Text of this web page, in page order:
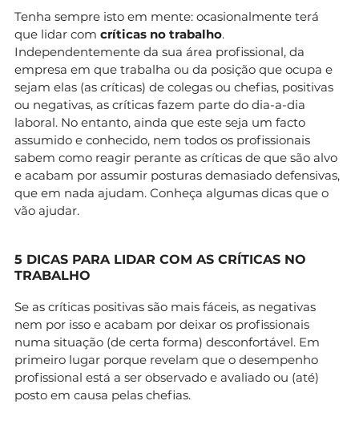
Tenha sempre isto em mente: ocasionalmente terá
que lidar com críticas no trabalho.
Independentemente da sua área profissional, da
empresa em que trabalha ou da posição que ocupa e
sejam elas (as críticas) de colegas ou chefias, positivas
ou negativas, as críticas fazem parte do dia-a-dia
laboral. No entanto, ainda que este seja um facto
assumido e conhecido, nem todos os profissionais
sabem como reagir perante as críticas de que são alvo
e acabam por assumir posturas demasiado defensivas,
que em nada ajudam. Conheça algumas dicas que o
vão ajudar.
5 DICAS PARA LIDAR COM AS CRÍTICAS NO
TRABALHO
Se as críticas positivas são mais fáceis, as negativas
nem por isso e acabam por deixar os profissionais
numa situação (de certa forma) desconfortável. Em
primeiro lugar porque revelam que o desempenho
profissional está a ser observado e avaliado ou (até)
posto em causa pelas chefias.